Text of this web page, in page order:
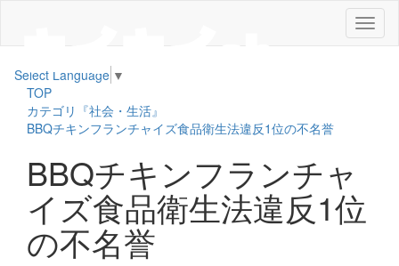
メ
ニ
Select Language ▼
TOP
カテゴリ『社会・生活』
BBQチキンフランチャイズ食品衛生法違反1位の不名誉
BBQチキンフランチャ
イズ食品衛生法違反1位
の不名誉